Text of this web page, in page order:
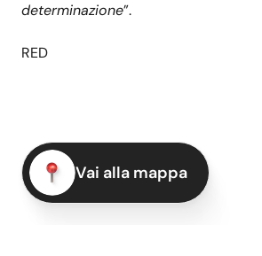
determinazione”.
RED
Vai alla mappa